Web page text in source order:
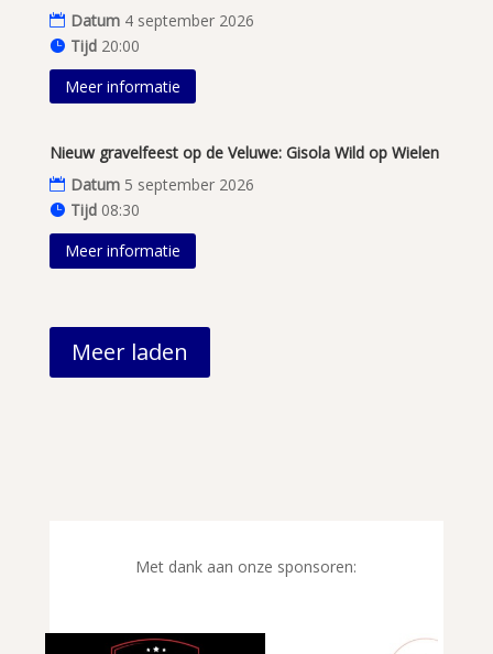
Datum 4 september 2026
Tijd 20:00
Meer informatie
Nieuw gravelfeest op de Veluwe: Gisola Wild op Wielen
Datum 5 september 2026
Tijd 08:30
Meer informatie
Meer laden
Met dank aan onze sponsoren: